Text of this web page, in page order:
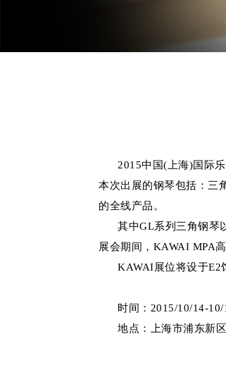
2015中国(上海)国际乐
本次出展的钢琴包括：三
的全线产品。
其中GL系列三角钢琴以
展会期间，KAWAI MPA
KAWAI展位将设于E2馆
时间：2015/10/14-10/
地点：上海市浦东新区